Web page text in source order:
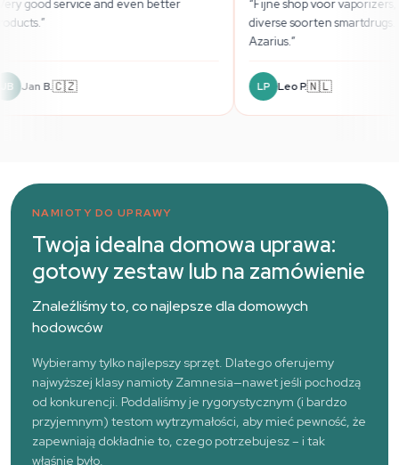
“Very good service and even better
“Fijne
NAMIOTY DO UPRAWY
Twoja idealna domowa uprawa:
gotowy zestaw lub na zamówienie
Znaleźliśmy to, co najlepsze dla domowych
hodowców
Wybieramy tylko najlepszy sprzęt. Dlatego oferujemy
najwyższej klasy namioty Zamnesia—nawet jeśli pochodzą
od konkurencji. Poddaliśmy je rygorystycznym (i bardzo
przyjemnym) testom wytrzymałości, aby mieć pewność, że
zapewniają dokładnie to, czego potrzebujesz – i tak
właśnie było.